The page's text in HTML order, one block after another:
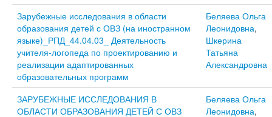
Зарубежные исследования в области
образования детей с ОВЗ (на иностранном
языке)_РПД_44.04.03_ Деятельность
учителя-логопеда по проектированию и
реализации адаптированных
образовательных программ
Беляева Ольга
Леонидовна,
Шкерина
Татьяна
Александровна
ЗАРУБЕЖНЫЕ ИССЛЕДОВАНИЯ В
ОБЛАСТИ ОБРАЗОВАНИЯ ДЕТЕЙ С ОВЗ
Беляева Ольга
Леонидовна,